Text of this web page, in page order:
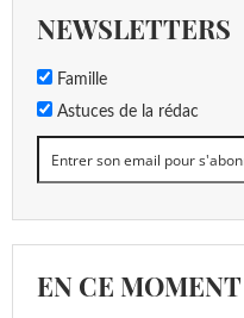
NEWSLETTERS
Famille
Astuces de la rédac
EN CE MOMENT